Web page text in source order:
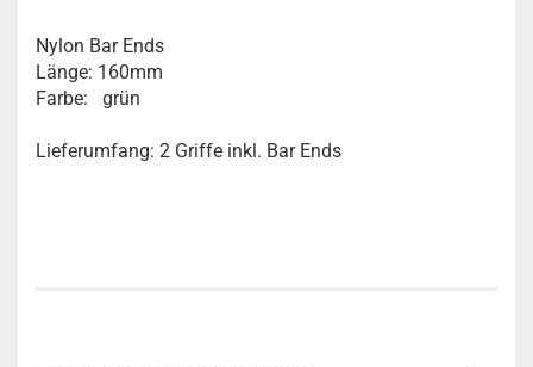
Nylon Bar Ends
Länge: 160mm
Farbe: grün
Lieferumfang: 2 Griffe inkl. Bar Ends